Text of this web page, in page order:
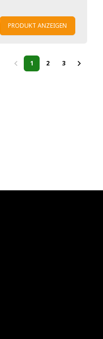
PRODUKT ANZEIGEN
1 2 3